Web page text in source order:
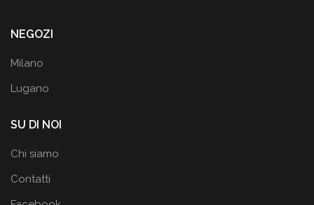
NEGOZI
Milano
Lugano
SU DI NOI
Chi siamo
Contatti